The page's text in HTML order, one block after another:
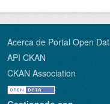
Acerca de Portal Open
API CKAN
CKAN Association